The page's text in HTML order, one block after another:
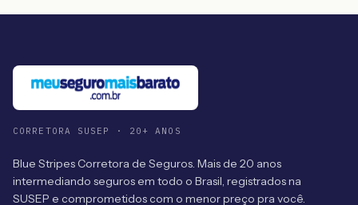
CORRETORA SUSEP · 20+ ANOS
Blue Stripes Corretora de Seguros. Mais de 20 anos
intermediando seguros em todo o Brasil, registrados na
SUSEP e comprometidos com o menor preço pra você.